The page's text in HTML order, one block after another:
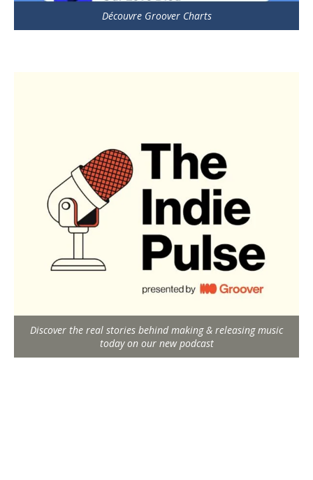
Découvre Groover Charts
Discover the real stories behind making & releasing music
today on our new podcast